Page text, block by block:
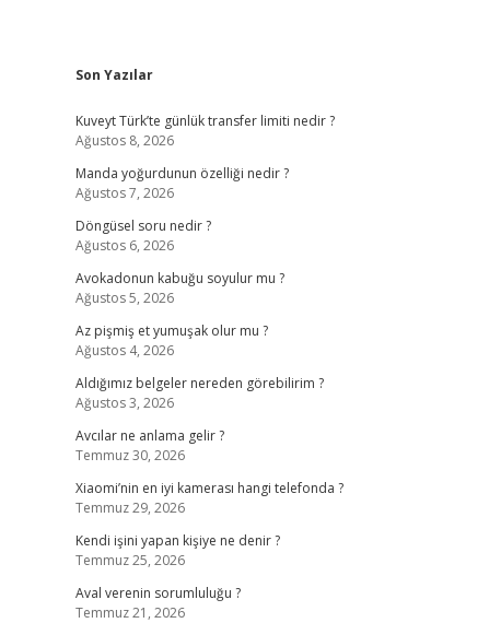
Sidebar
Son Yazılar
Kuveyt Türk’te günlük transfer limiti nedir ?
Ağustos 8, 2026
Manda yoğurdunun özelliği nedir ?
Ağustos 7, 2026
Döngüsel soru nedir ?
Ağustos 6, 2026
Avokadonun kabuğu soyulur mu ?
Ağustos 5, 2026
Az pişmiş et yumuşak olur mu ?
Ağustos 4, 2026
Aldığımız belgeler nereden görebilirim ?
Ağustos 3, 2026
Avcılar ne anlama gelir ?
Temmuz 30, 2026
Xiaomi’nin en iyi kamerası hangi telefonda ?
Temmuz 29, 2026
Kendi işini yapan kişiye ne denir ?
Temmuz 25, 2026
Aval verenin sorumluluğu ?
Temmuz 21, 2026